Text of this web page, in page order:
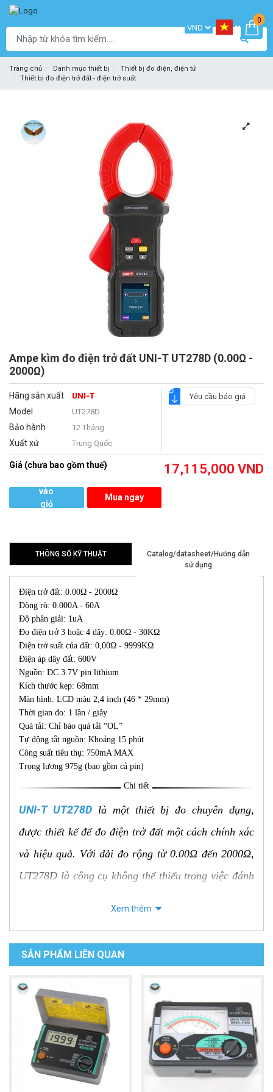
0
Trang chủ Danh mục thiết bị
Thiết bị đo điện, điện tử
Thiết bị đo điện trở đất - điện trở suất
Ampe kìm đo điện trở đất UNI-T UT278D (0.00Ω -
2000Ω)
Hãng sản xuất UNI-T
Model UT278D
Bảo hành 12 Tháng
Xuất xứ Trung Quốc
Yêu cầu báo giá
Giá (chưa bao gồm thuế) 17,115,000 VND
vào
giỏ
Mua ngay
THÔNG SỐ KỸ THUẬT
Catalog/datasheet/Hướng dẫn
sử dụng
Điện trở đất: 0.00Ω - 2000Ω
Dòng rò: 0.000A - 60A
Độ phân giải: 1uA
Đo điện trở 3 hoặc 4 dây: 0.00Ω - 30KΩ
Điện trở suất của đất: 0,00Ω - 9999KΩ
Điện áp dây đất: 600V
Nguồn: DC 3.7V pin lithium
Kích thước kẹp: 68mm
Màn hình: LCD màu 2,4 inch (46 * 29mm)
Thời gian đo: 1 lần / giây
Quá tải: Chỉ báo quá tải “OL”
Tự động tắt nguồn: Khoảng 15 phút
Công suất tiêu thụ: 750mA MAX
Trọng lượng 975g (bao gồm cả pin)
Chi tiết
UNI-T UT278Dlà một thiết bị đo chuyên dụng,
được thiết kế để đo điện trở đất một cách chính xác
và hiệu quả. Với dải đo rộng từ 0.00Ω đến 2000Ω,
UT278D là công cụ không thể thiếu trong việc đánh
bị điện.
Đặc điểm nổi bật
Đo điện trở đất chính xác:
độ chính xác cao, đáp ứng các tiêu chuẩn kỹ
thuật.
Đo dòng rò:Đo dòng rò để đánh giá tình trạng
cách điện của hệ thống.
Xem thêm
SẢN PHẨM LIÊN QUAN